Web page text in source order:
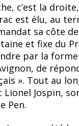
c’est la
est élu, au
sa côte
et fixe du
par la forme
de
». Tout au
Lionel Jospin,
Pen.